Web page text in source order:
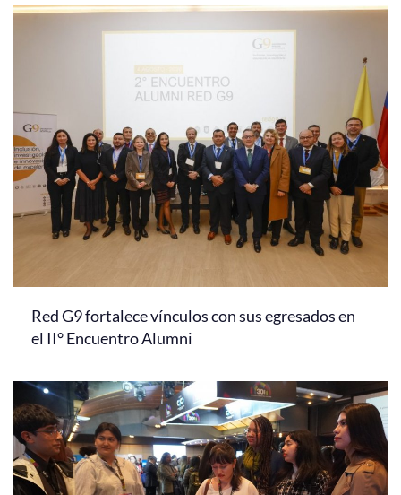
Red G9 fortalece vínculos con sus egresados en
el II° Encuentro Alumni